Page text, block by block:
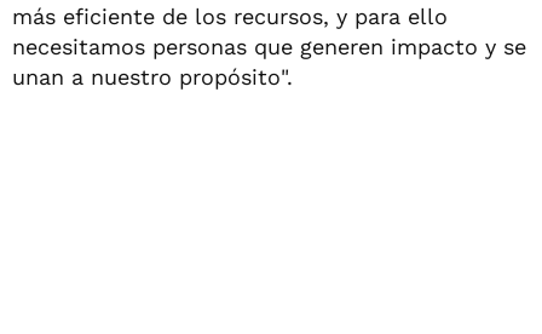
más eficiente de los recursos, y para ello
necesitamos personas que generen impacto y se
unan a nuestro propósito".